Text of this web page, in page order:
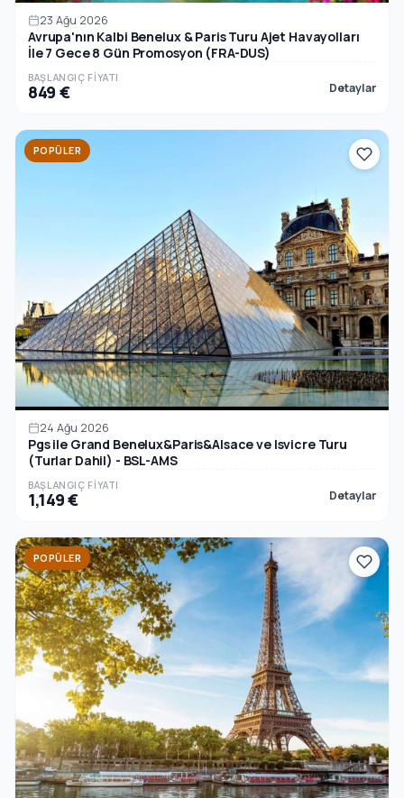
23 Ağu 2026
Avrupa'nın Kalbi Benelux & Paris Turu Ajet Havayolları
İle 7 Gece 8 Gün Promosyon (FRA-DUS)
BAŞLANGIÇ FIYATI
849 € Detaylar
POPÜLER
24 Ağu 2026
Pgs ile Grand Benelux&Paris&Alsace ve Isvicre Turu
(Turlar Dahil) - BSL-AMS
BAŞLANGIÇ FIYATI
1,149 € Detaylar
POPÜLER